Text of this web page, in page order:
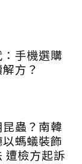
手機選購
方？
蟲？南韓
螞蟻裝飾
遭檢方起訴